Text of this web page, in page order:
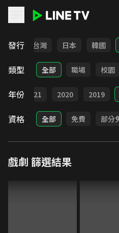
發行
全部 台灣 日本 韓國
類型 全部 職場 校園
年份 2021 2020 2019
資格 全部 免費 部分
戲劇 篩選結果